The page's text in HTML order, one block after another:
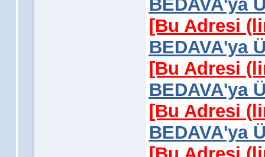
BEDAVA'ya
[Bu Adresi
BEDAVA'ya
[Bu Adresi
BEDAVA'ya
[Bu Adresi
BEDAVA'ya